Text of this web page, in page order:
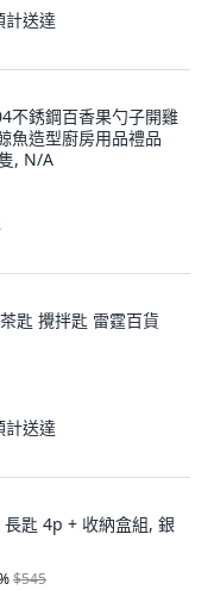
計送達
不銹鋼百香果勺子開雞
魚造型廚房用品禮品
, N/A
匙 攪拌匙 雷霆百貨
計送達
匙 4p + 收納盒組, 銀
$545